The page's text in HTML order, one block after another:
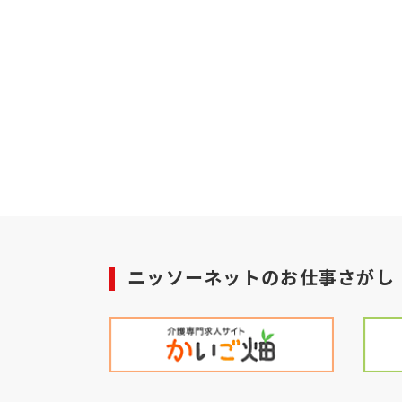
ニッソーネットのお仕事さがし